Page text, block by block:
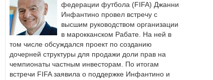
федерации футбола (FIFA) Джанни
Инфантино провел встречу с
высшим руководством организации
в марокканском Рабате. На ней в
том числе обсуждался проект по созданию
дочерней структуры для продажи доли прав на
чемпионаты частным инвесторам. По итогам
встречи FIFA заявила о поддержке Инфантино и